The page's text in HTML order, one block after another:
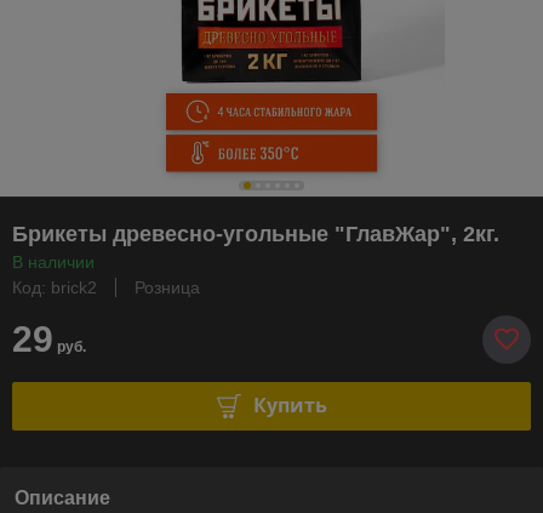
Брикеты древесно-угольные "ГлавЖар", 2кг.
В наличии
Код: brick2
Розница
29 руб.
Купить
Описание